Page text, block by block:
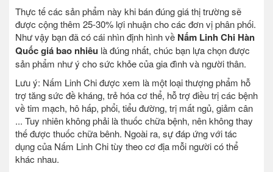
Thực tế các sản phẩm này khi bán đúng giá thị trường sẽ
được cộng thêm 25-30% lợi nhuận cho các đơn vị phân phối.
Như vậy bạn đã có cái nhìn định hình về Nấm Linh Chi Hàn
Quốc giá bao nhiêu là đúng nhất, chúc bạn lựa chọn được
sản phẩm như ý cho sức khỏe của gia đình và người thân.
Lưu ý: Nấm Linh Chi được xem là một loại thượng phẩm hỗ
trợ tăng sức đề kháng, trẻ hóa cơ thể, hỗ trợ điều trị các bệnh
về tim mạch, hô hấp, phổi, tiểu đường, trị mất ngủ, giảm cân
... Tuy nhiên không phải là thuốc chữa bệnh, nên không thay
thế được thuốc chữa bênh. Ngoài ra, sự đáp ứng với tác
dụng của Nấm Linh Chi tùy theo cơ địa mỗi người có thể
khác nhau.